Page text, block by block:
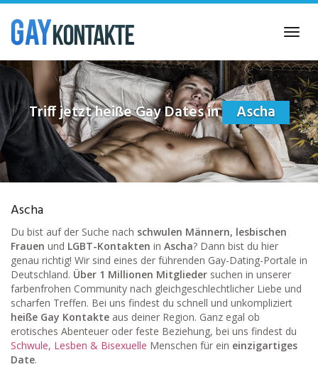
Skip
main
content
Triff jetzt heiße Gay Dates in Ascha
Ascha
Du bist auf der Suche nach schwulen Männern, lesbischen
Frauen und LGBT-Kontakten in Ascha? Dann bist du hier
genau richtig! Wir sind eines der führenden Gay-Dating-Portale in
Deutschland. Über 1 Millionen Mitglieder suchen in unserer
farbenfrohen Community nach gleichgeschlechtlicher Liebe und
scharfen Treffen. Bei uns findest du schnell und unkompliziert
heiße Gay Kontakte aus deiner Region. Ganz egal ob
erotisches Abenteuer oder feste Beziehung, bei uns findest du
Schwule, Lesben & Bisexuelle Menschen für ein einzigartiges
Date.